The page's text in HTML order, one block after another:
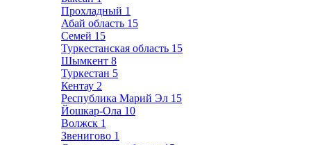
Прохладный 1
Абай область 15
Семей 15
Туркестанская область 15
Шымкент 8
Туркестан 5
Кентау 2
Республика Марий Эл 15
Йошкар-Ола 10
Волжск 1
Звенигово 1